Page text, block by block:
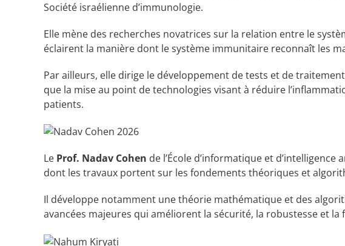
Société israélienne d’immunologie.
Elle mène des recherches novatrices sur la relation entre le
éclairent la manière dont le système immunitaire reconnaît les
Par ailleurs, elle dirige le développement de tests et de
que la mise au point de technologies visant à réduire
patients.
Le Prof. Nadav Cohen de l’École d’informatique et
dont les travaux portent sur les fondements théoriques et
Il développe notamment une théorie mathématique et des
avancées majeures qui améliorent la sécurité, la robustesse et